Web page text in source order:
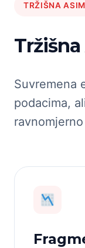
TRŽIŠNA
Suvremena
podacima,